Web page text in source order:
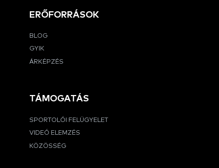
ERŐFORRÁSOK
BLOG
GYIK
ÁRKÉPZÉS
TÁMOGATÁS
SPORTOLÓI FELÜGYELET
VIDEÓ ELEMZÉS
KÖZÖSSÉG